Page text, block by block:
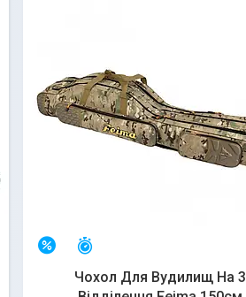
–7%
Чохол Для Вудилищ На 3